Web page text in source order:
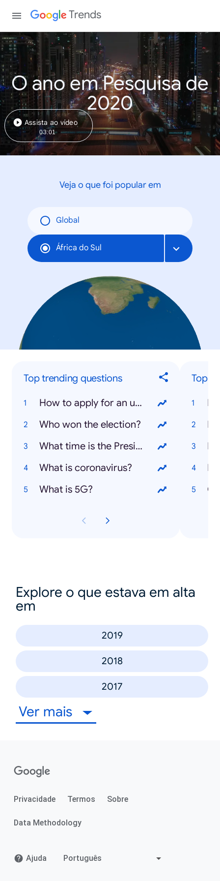
Trends
O ano em Pesquisa de
2020
Assista ao vídeo
03:01
Veja o que foi popular em
Global
África do Sul
Top trending questions
How to apply for an unemployment grant?
Who won the election?
What time is the President on tonight?
What is coronavirus?
What is 5G?
Top
IPL
Explore o que estava em alta
em
2019
2018
2017
Ver mais
Privacidade Termos Sobre
Data Methodology
Ajuda